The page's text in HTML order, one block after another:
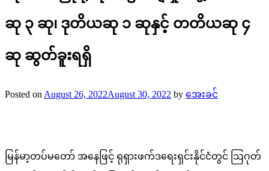
ဆု ၃ ဆု၊ ဒုတိယဆု ၁ ဆုနှင့် တတိယဆု ၄
ဆု ဆွတ်ခူးရရှိ
Posted on August 26, 2022August 30, 2022 by အေးခင်
မြန်မာ့တပ်မတော် အနေဖြင့် ရုရှားဖက်ဒရေးရှင်းနိုင်ငံတွင် ဩဂုတ်